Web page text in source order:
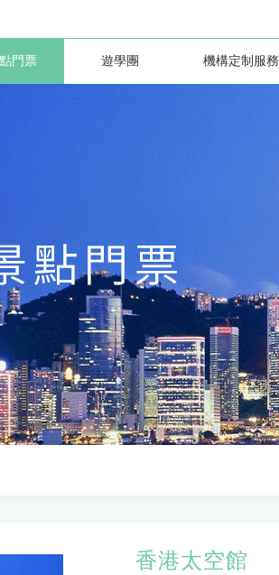
門票 遊學團 機構定制服務
香港太空館